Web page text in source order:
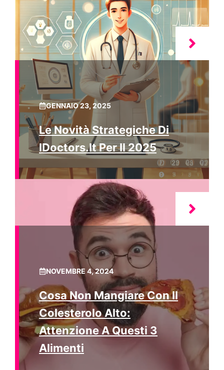
GENNAIO 23, 2025
Le Novità Strategiche Di
IDoctors.it Per Il 2025
NOVEMBRE 4, 2024
Cosa Non Mangiare Con Il
Colesterolo Alto:
Attenzione A Questi 3
Alimenti